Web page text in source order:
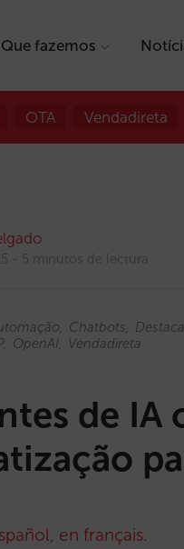
Que fazemos
OTA Vendadireta
5 minutos de lectura
Chatbots
OpenAI Vendadireta
de IA
, en français.